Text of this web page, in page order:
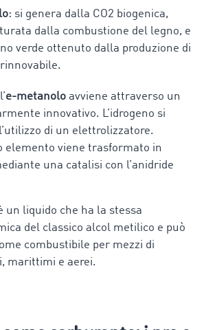
: si genera dalla CO2 biogenica,
dalla combustione del legno, e
verde ottenuto dalla produzione di
e-metanolo avviene attraverso un
innovativo. L’idrogeno si
di un elettrolizzatore.
elemento viene trasformato in
una catalisi con l’anidride
un liquido che ha la stessa
del classico alcol metilico e può
combustibile per mezzi di
marittimi e aerei.